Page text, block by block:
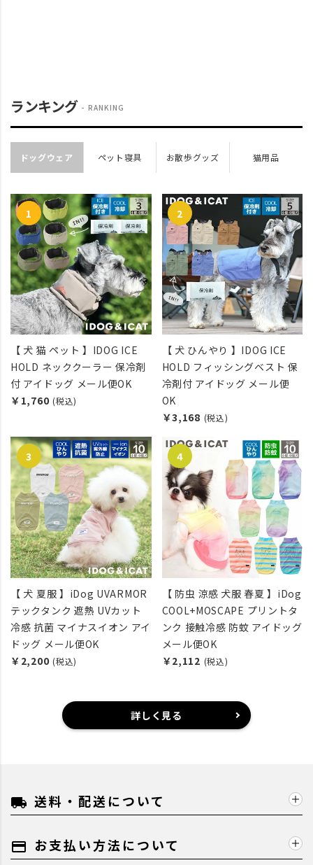
ランキング RANKING
ドッグウェア ペット寝具 お散歩グッズ 猫用品
【 犬 猫 ペット 】IDOG ICE
HOLD ネッククーラー 保冷剤
付 アイドッグ メール便OK
￥1,760 (税込)
【 犬 ひんやり 】IDOG ICE
HOLD フィッシングベスト 保
冷剤付 アイドッグ メール便
OK
￥3,168 (税込)
【 犬 夏服 】iDog UVARMOR
テックタンク 遮熱 UVカット
冷感 抗菌 マイナスイオン アイ
ドッグ メール便OK
￥2,200 (税込)
【 防虫 涼感 犬服 春夏 】iDog
COOL+MOSCAPE プリントタ
ンク 接触冷感 防蚊 アイドッグ
メール便OK
￥2,112 (税込)
詳しく見る
local_shipping 送料・配送について
payment お支払い方法について